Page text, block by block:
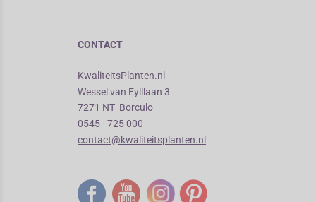
CONTACT
KwaliteitsPlanten.nl
Wessel van Eylllaan 3
7271 NT Borculo
0545 - 725 000
contact@kwaliteitsplanten.nl